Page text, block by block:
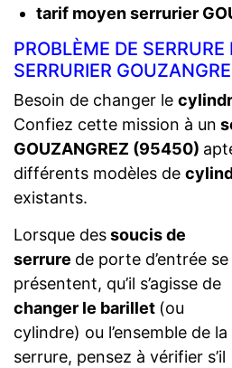
tarif moyen serrurier
PROBLÈME DE SERRURE
SERRURIER
Besoin de changer le
Confiez cette mission à un
GOUZANGREZ (95450)
différents modèles de
existants.
Lorsque dessoucis de
serrure de porte d’entrée se
présentent, qu’il s’agisse de
changer le barillet (ou
cylindre) ou l’ensemble de la
serrure, pensez à vérifier s’il